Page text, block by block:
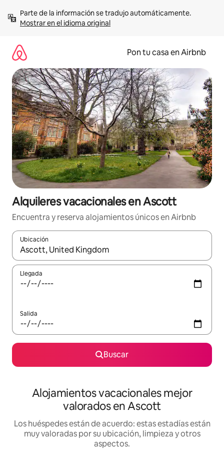
contenidoMostrar en el idioma original
Pon tu casa en Airbnb
Alquileres vacacionales en Ascott
Encuentra y reserva alojamientos únicos en Airbnb
Ubicación
Cuando los resultados estén disponibles, navega con las
Llegada
Salida
Buscar
Alojamientos vacacionales mejor
valorados en Ascott
Los huéspedes están de acuerdo: estas estadías están
muy valoradas por su ubicación, limpieza y otros
aspectos.